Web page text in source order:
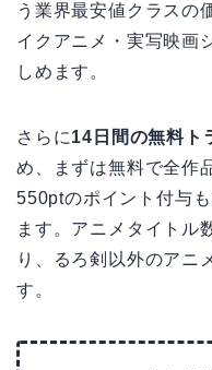
う業界最安値クラスの
イクアニメ・実写映画
しめます。
さらに14日間の無料ト
め、まずは無料で全作
550ptのポイント付与
ます。アニメタイトル
り、るろ剣以外のアニ
す。